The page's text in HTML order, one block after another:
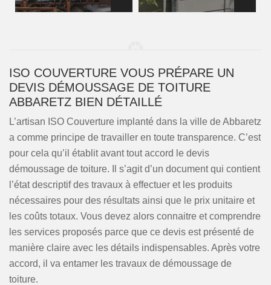
ISO COUVERTURE VOUS PRÉPARE UN
DEVIS DÉMOUSSAGE DE TOITURE
ABBARETZ BIEN DÉTAILLÉ
L’artisan ISO Couverture implanté dans la ville de Abbaretz
a comme principe de travailler en toute transparence. C’est
pour cela qu’il établit avant tout accord le devis
démoussage de toiture. Il s’agit d’un document qui contient
l’état descriptif des travaux à effectuer et les produits
nécessaires pour des résultats ainsi que le prix unitaire et
les coûts totaux. Vous devez alors connaitre et comprendre
les services proposés parce que ce devis est présenté de
manière claire avec les détails indispensables. Après votre
accord, il va entamer les travaux de démoussage de
toiture.